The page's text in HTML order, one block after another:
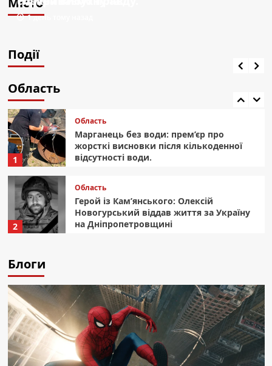
Події
Події
1 годину тому назад
1 день тому назад
1 день тому назад
Область
5
Кривий Ріг: вандал вкрав інклюзивну
1
Область
Марганець без води: прем’єр про
жорсткі висновки після кількоденної
відсутності води.
2
Область
Герой із Кам’янського: Олексій
Новогурський віддав життя за Україну
на Дніпропетровщині
3
споруду на 85 кв. метрів.
4
Область
Страшна ніч над Радушним: перші
хвилини після удару ворога (відео).
Блоги